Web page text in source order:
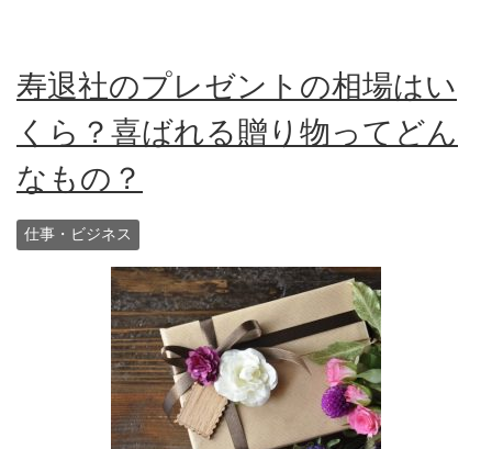
寿退社のプレゼントの相場はい
くら？喜ばれる贈り物ってどん
なもの？
仕事・ビジネス